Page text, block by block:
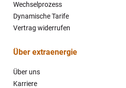
Wechselprozess
Dynamische Tarife
Vertrag widerrufen
Über extraenergie
Navigation
überspringen
Über uns
Karriere